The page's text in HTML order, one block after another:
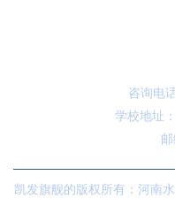
咨询电
学校地址
凯发旗舰的版权所有：河南